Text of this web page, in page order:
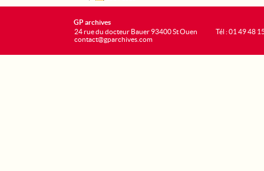
GP archives
24 rue du docteur Bauer 93400 St Ouen
contact@gparchives.com
Tél : 01 49 48